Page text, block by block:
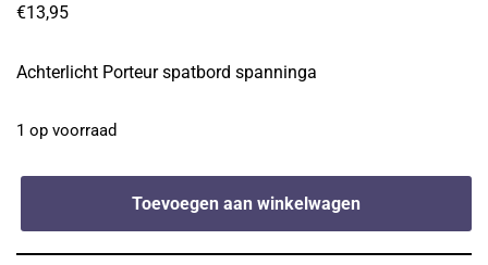
€13,95
Achterlicht Porteur spatbord spanninga
1 op voorraad
Toevoegen aan winkelwagen